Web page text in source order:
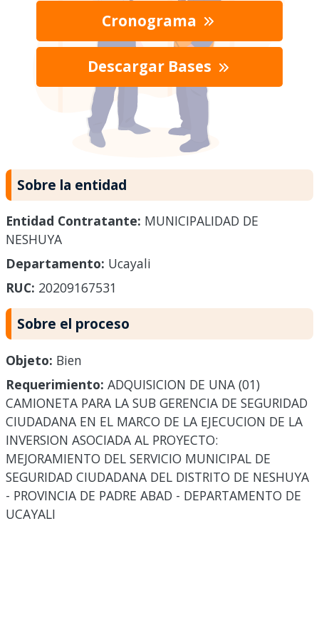
Cronograma
Descargar Bases
Sobre la entidad
Entidad Contratante: MUNICIPALIDAD DE
NESHUYA
Departamento: Ucayali
RUC: 20209167531
Sobre el proceso
Objeto: Bien
Requerimiento: ADQUISICION DE UNA (01)
CAMIONETA PARA LA SUB GERENCIA DE SEGURIDAD
CIUDADANA EN EL MARCO DE LA EJECUCION DE LA
INVERSION ASOCIADA AL PROYECTO:
MEJORAMIENTO DEL SERVICIO MUNICIPAL DE
SEGURIDAD CIUDADANA DEL DISTRITO DE NESHUYA
- PROVINCIA DE PADRE ABAD - DEPARTAMENTO DE
UCAYALI